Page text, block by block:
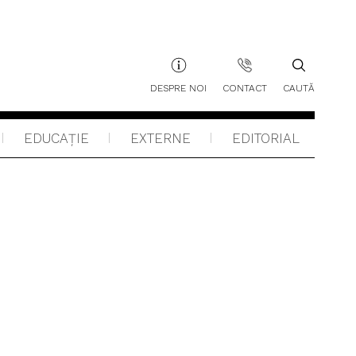
DESPRE NOI CONTACT CAUTĂ
EDUCAŢIE EXTERNE EDITORIAL